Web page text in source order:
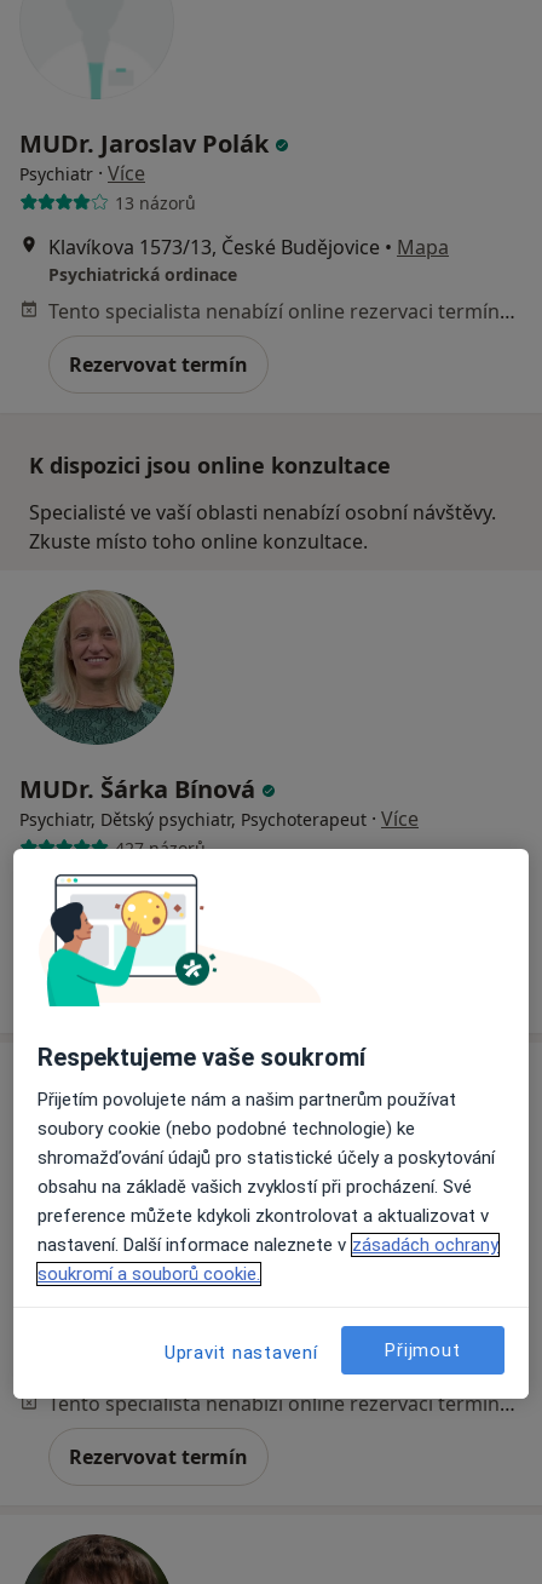
MUDr. Jaroslav Polák
Psychiatr · Více
13 názorů
Klavíkova 1573/13, České Budějovice • Mapa
Psychiatrická ordinace
Tento specialista nenabízí online rezervaci termínu na této adrese.
Rezervovat termín
K dispozici jsou online konzultace
Specialisté ve vaší oblasti nenabízí osobní návštěvy.
Zkuste místo toho online konzultace.
MUDr. Šárka Bínová
Psychiatr, Dětský psychiatr, Psychoterapeut · Více
427 názorů
Konzultace online
Rezervovat termín
MUDr. Zdeněk Faldyna
Psychiatr, Psychoterapeut
Online psychoterapie
1 500 Kč
Tento specialista nenabízí online rezervaci termínu na této adrese.
Rezervovat termín
Respektujeme vaše soukromí
Přijetím povolujete nám a našim partnerům používat
soubory cookie (nebo podobné technologie) ke
shromažďování údajů pro statistické účely a poskytování
obsahu na základě vašich zvyklostí při procházení. Své
preference můžete kdykoli zkontrolovat a aktualizovat v
nastavení. Další informace naleznete v zásadách ochrany
soukromí a souborů cookie.
Upravit nastavení Přijmout